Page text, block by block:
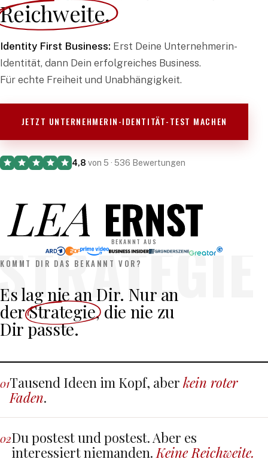
Reichweite.
Identity First Business: Erst Deine Unternehmerin-
Identität, dann Dein erfolgreiches Business.
Für echte Freiheit und Unabhängigkeit.
JETZT UNTERNEHMERIN-IDENTITÄT-TEST MACHEN
4,8 von 5 · 536 Bewertungen
BEKANNT AUS
KOMMT DIR DAS BEKANNT VOR?
Es lag nie an Dir. Nur an
derStrategie, die nie zu
Dir passte.
01Tausend Ideen im Kopf, aber kein roter
Faden.
02Du postest und postest. Aber es
interessiert niemanden. Keine Reichweite.